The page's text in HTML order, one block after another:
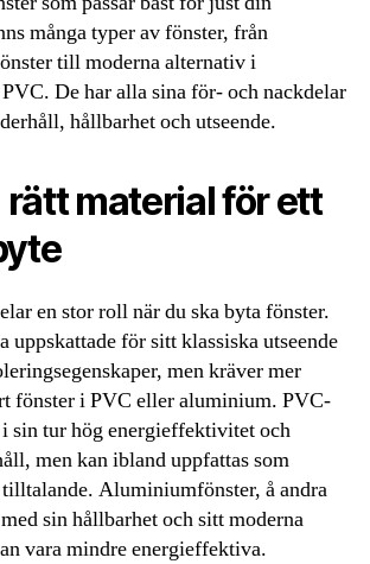
många typer av fönster, från
till moderna alternativ i
De har alla sina för- och nackdelar
hållbarhet och utseende.
material för ett
en stor roll när du ska byta fönster.
uppskattade för sitt klassiska utseende
men kräver mer
fönster i PVC eller aluminium. PVC-
sin tur hög energieffektivitet och
men kan ibland uppfattas som
Aluminiumfönster, å andra
sin hållbarhet och sitt moderna
vara mindre energieffektiva.